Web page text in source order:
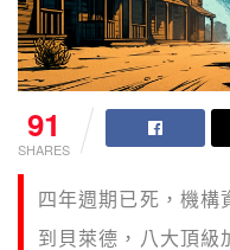
91
SHARES
四年週期已死，機構
到貝萊德，八大頂級